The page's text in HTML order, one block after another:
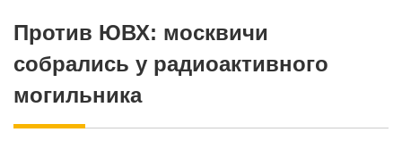
Против ЮВХ: москвичи
собрались у радиоактивного
могильника